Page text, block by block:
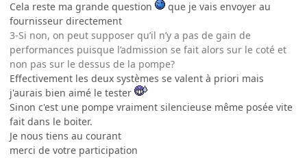
Cela reste ma grande question
que je vais envoyer au
fournisseur directement
3-Si non, on peut supposer qu’il n’y a pas de gain de
performances puisque l’admission se fait alors sur le coté et
non pas sur le dessus de la pompe?
Effectivement les deux systèmes se valent à priori mais
j'aurais bien aimé le tester
Sinon c'est une pompe vraiment silencieuse même posée vite
fait dans le boiter.
Je nous tiens au courant
merci de votre participation